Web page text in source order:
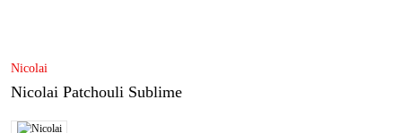
Nicolai
Nicolai Patchouli Sublime